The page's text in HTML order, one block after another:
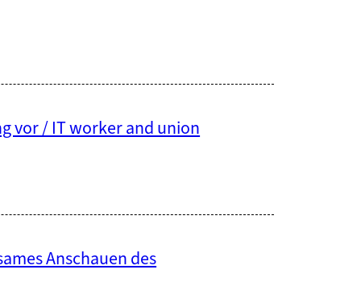
vor / IT worker and union
Anschauen des